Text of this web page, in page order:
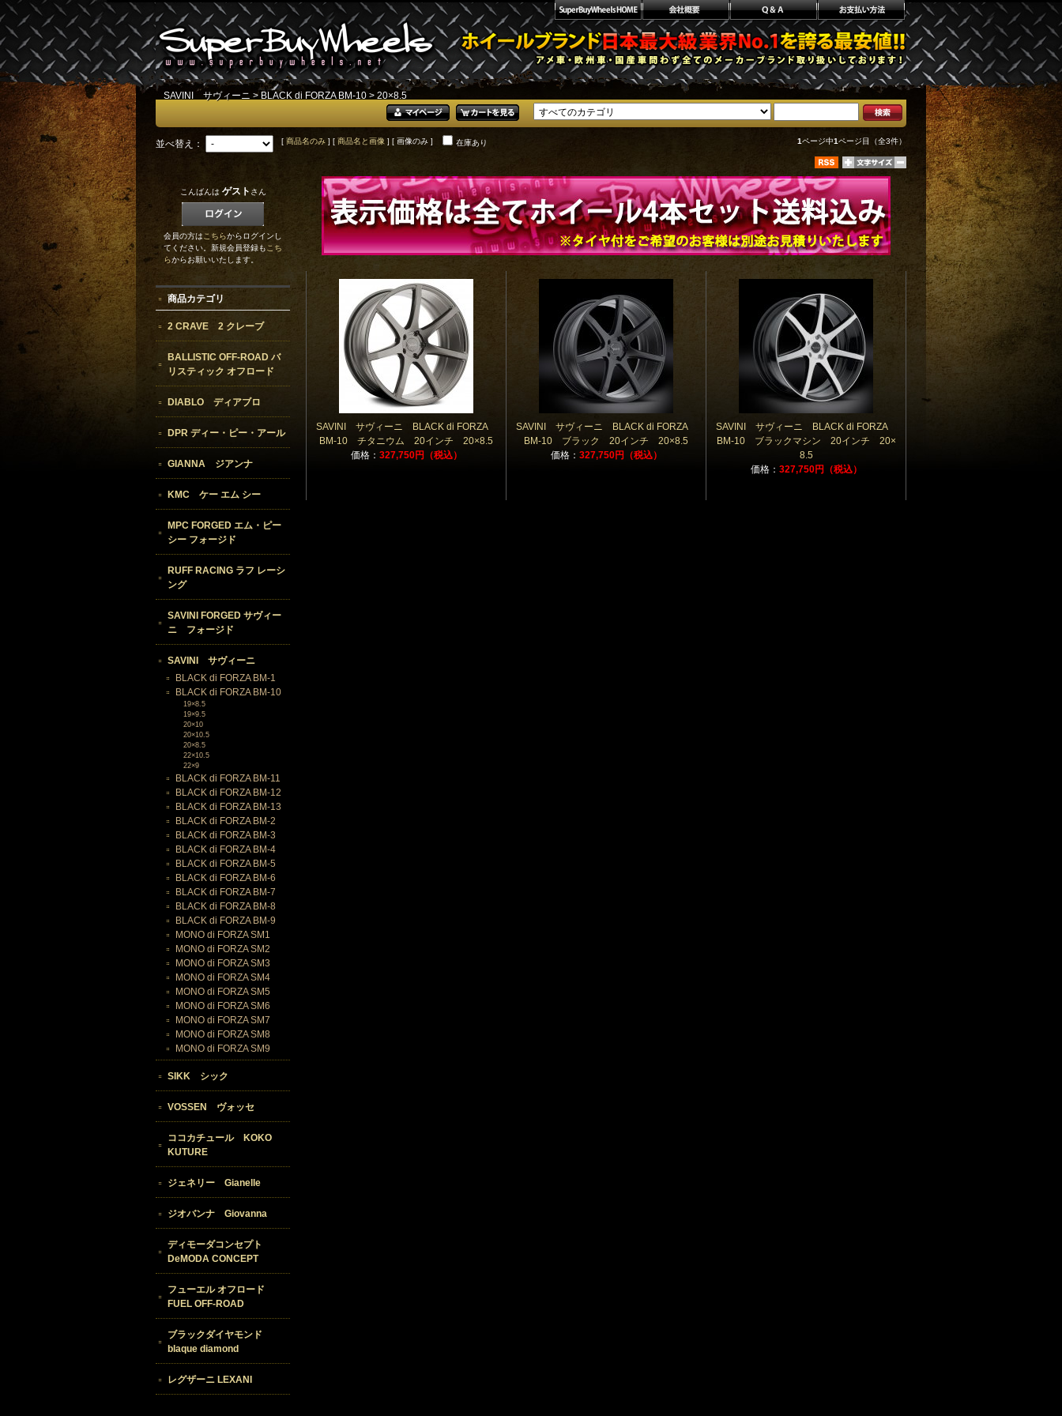
SAVINI サヴィーニ > BLACK di FORZA BM-10 > 20×8.5
並べ替え： [ 商品名のみ ] [ 商品名と画像 ] [ 画像のみ ] 在庫あり 1ページ中1ページ目（全3件）
SAVINI サヴィーニ BLACK di FORZA
BM-10 チタニウム 20インチ 20×8.5
価格： 327,750円（税込）
SAVINI サヴィーニ BLACK di FORZA
BM-10 ブラック 20インチ 20×8.5
価格： 327,750円（税込）
SAVINI サヴィーニ BLACK di FORZA
BM-10 ブラックマシン 20インチ 20×
8.5
価格： 327,750円（税込）
こんばんは ゲスト さん
会員の方はこちらからログインし
てください。新規会員登録もこち
らからお願いいたします。
商品カテゴリ
2 CRAVE 2 クレーブ
BALLISTIC OFF-ROAD バ
リスティック オフロード
DIABLO ディアブロ
DPR ディー・ピー・アール
GIANNA ジアンナ
KMC ケー エム シー
MPC FORGED エム・ピー
シー フォージド
RUFF RACING ラフ レーシ
ング
SAVINI FORGED サヴィー
ニ フォージド
SAVINI サヴィーニ
BLACK di FORZA BM-1
BLACK di FORZA BM-10
19×8.5
19×9.5
20×10
20×10.5
20×8.5
22×10.5
22×9
BLACK di FORZA BM-11
BLACK di FORZA BM-12
BLACK di FORZA BM-13
BLACK di FORZA BM-2
BLACK di FORZA BM-3
BLACK di FORZA BM-4
BLACK di FORZA BM-5
BLACK di FORZA BM-6
BLACK di FORZA BM-7
BLACK di FORZA BM-8
BLACK di FORZA BM-9
MONO di FORZA SM1
MONO di FORZA SM2
MONO di FORZA SM3
MONO di FORZA SM4
MONO di FORZA SM5
MONO di FORZA SM6
MONO di FORZA SM7
MONO di FORZA SM8
MONO di FORZA SM9
SIKK シック
VOSSEN ヴォッセ
ココカチュール KOKO
KUTURE
ジェネリー Gianelle
ジオバンナ Giovanna
ディモーダコンセプト
DeMODA CONCEPT
フューエル オフロード
FUEL OFF-ROAD
ブラックダイヤモンド
blaque diamond
レグザーニ LEXANI